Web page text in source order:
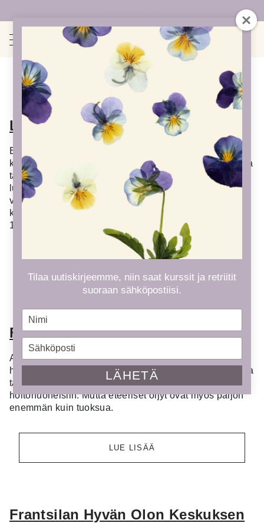
Uutiset
LOVE HARVEST
Ensimmäinen Love Harvest -festivaali on maan,
kasvien ja kehojen hyvinvointia vaaliva pieni, rakastava
taidefestivaali. Love Harvest kokoaa yhteen taiteen ja
luonnon monimuotoisuudesta sekä parantavista
vaikutuksista kiinnostuneita ihmisiä elonkorjuun
kynnyksellä Frantsilan luomuyrttitilalle Hämeenkyröön
10.8.2024.
Frantsilan Tila
Aromaterapeuttiset, eteeriset öljyt ovat monelle tuttuja
hyvän tuoksun ja tunnelman tuojina. Niillä voitkin loihtia
taivaallisia tuoksumaailmoja kotiin, mökille, saunaan ja
hoitohuoneisiin. Mutta eteeriset öljyt ovat myös paljon
enemmän kuin tuoksua.
LUE LISÄÄ
Frantsilan Hyvän Olon Keskuksen
Tilaa uutiskirjeemme, niin saat kurssit ja retriitit
suoraan sähköpostiisi.
Type
name
Type
LÄHETÄ